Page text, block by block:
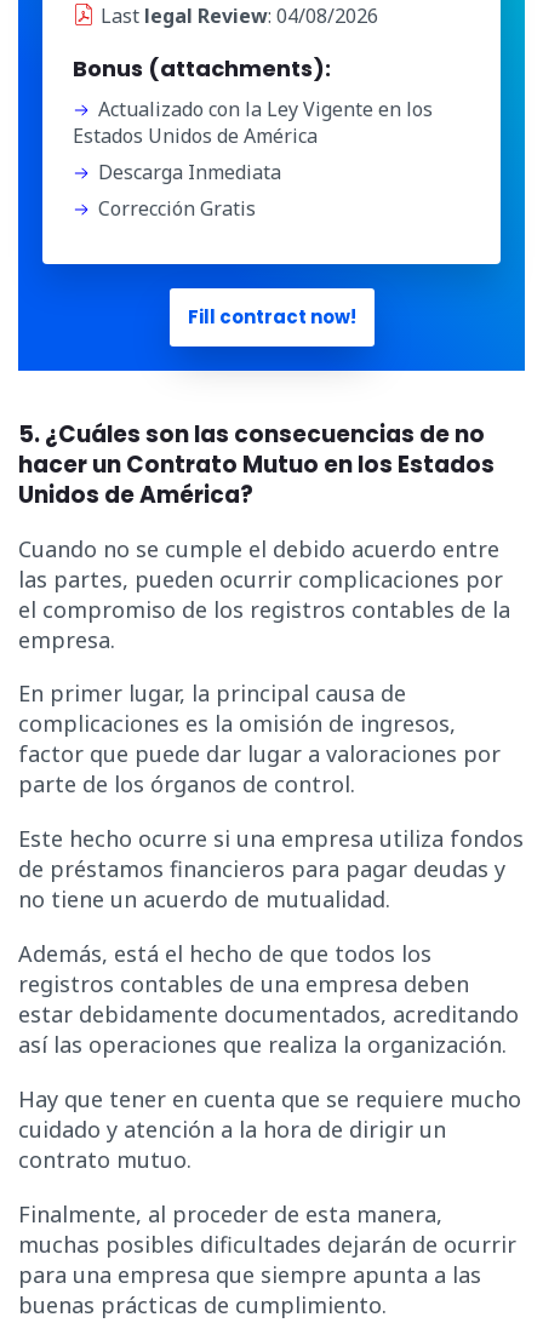
Last legal Review: 04/08/2026
Bonus (attachments):
Actualizado con la Ley Vigente en los
Estados Unidos de América
Descarga Inmediata
Corrección Gratis
Fill contract now!
5. ¿Cuáles son las consecuencias de no
hacer un Contrato Mutuo enlos Estados
Unidos de América?
Cuando no se cumple el debido acuerdo entre
las partes, pueden ocurrir complicaciones por
el compromiso de los registros contables de la
empresa.
En primer lugar, la principal causa de
complicaciones es la omisión de ingresos,
factor que puede dar lugar a valoraciones por
parte de los órganos de control.
Este hecho ocurre si una empresa utiliza fondos
de préstamos financieros para pagar deudas y
no tiene un acuerdo de mutualidad.
Además, está el hecho de que todos los
registros contables de una empresa deben
estar debidamente documentados, acreditando
así las operaciones que realiza la organización.
Hay que tener en cuenta que se requiere mucho
cuidado y atención a la hora de dirigir un
contrato mutuo.
Finalmente, al proceder de esta manera,
muchas posibles dificultades dejarán de ocurrir
para una empresa que siempre apunta a las
buenas prácticas de cumplimiento.